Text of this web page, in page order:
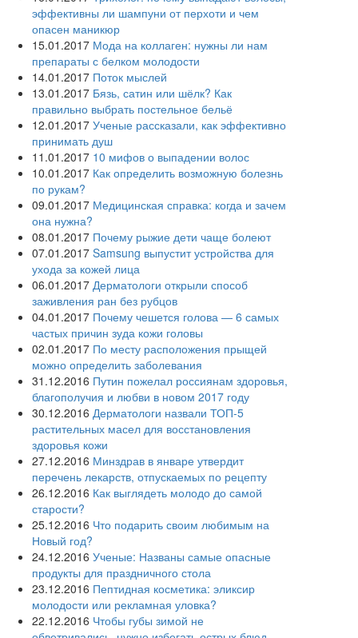
эффективны ли шампуни от перхоти и чем
опасен маникюр
15.01.2017 Мода на коллаген: нужны ли нам
препараты с белком молодости
14.01.2017 Поток мыслей
13.01.2017 Бязь, сатин или шёлк? Как
правильно выбрать постельное бельё
12.01.2017 Ученые рассказали, как эффективно
принимать душ
11.01.2017 10 мифов о выпадении волос
10.01.2017 Как определить возможную болезнь
по рукам?
09.01.2017 Медицинская справка: когда и зачем
она нужна?
08.01.2017 Почему рыжие дети чаще болеют
07.01.2017 Samsung выпустит устройства для
ухода за кожей лица
06.01.2017 Дерматологи открыли способ
заживления ран без рубцов
04.01.2017 Почему чешется голова — 6 самых
частых причин зуда кожи головы
02.01.2017 По месту расположения прыщей
можно определить заболевания
31.12.2016 Путин пожелал россиянам здоровья,
благополучия и любви в новом 2017 году
30.12.2016 Дерматологи назвали ТОП-5
растительных масел для восстановления
здоровья кожи
27.12.2016 Минздрав в январе утвердит
перечень лекарств, отпускаемых по рецепту
26.12.2016 Как выглядеть молодо до самой
старости?
25.12.2016 Что подарить своим любимым на
Новый год?
24.12.2016 Ученые: Названы самые опасные
продукты для праздничного стола
23.12.2016 Пептидная косметика: эликсир
молодости или рекламная уловка?
22.12.2016 Чтобы губы зимой не